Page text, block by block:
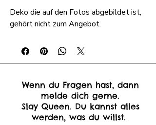
Deko die auf den Fotos abgebildet ist,
gehört nicht zum Angebot.
Wenn du Fragen hast, dann
melde dich gerne.
Slay Queen. Du kannst alles
werden, was du willst.